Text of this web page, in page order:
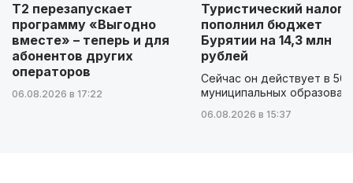
Т2 перезапускает
программу «Выгодно
вместе» – теперь и для
абонентов других
операторов
06.08.2026 в 17:22
Туристический налог
пополнил бюджет
Бурятии на 14,3 млн
рублей
Сейчас он действует в 50
муниципальных
06.08.2026 в 15:37